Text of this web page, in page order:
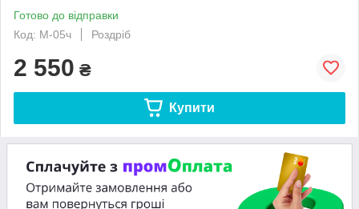
Готово до відправки
Код: М-05ч
Роздріб
2 550 ₴
Купити